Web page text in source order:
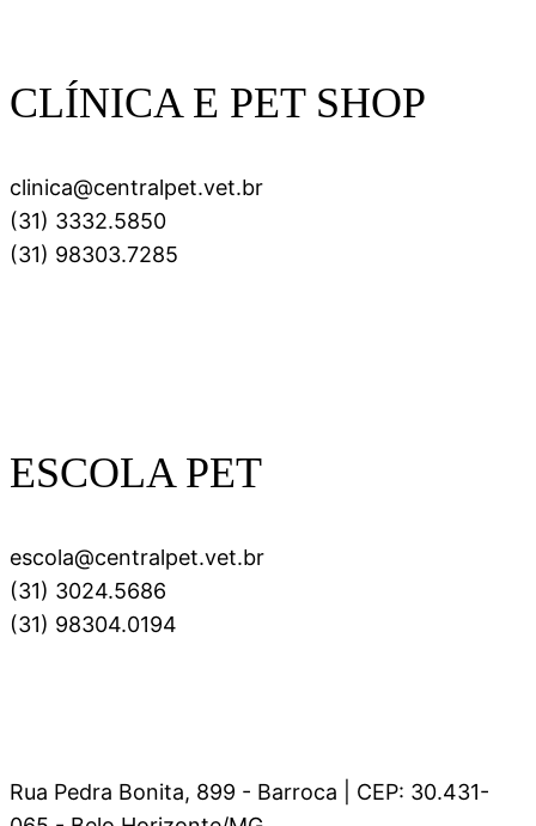
CLÍNICA E PET SHOP
clinica@centralpet.vet.br
(31) 3332.5850
(31) 98303.7285
ESCOLA PET
escola@centralpet.vet.br
(31) 3024.5686
(31) 98304.0194
Rua Pedra Bonita, 899 - Barroca | CEP: 30.431-